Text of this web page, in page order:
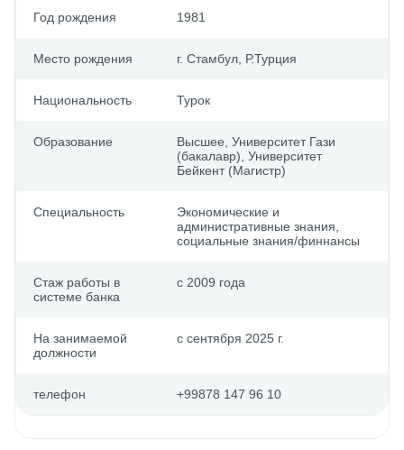
Год рождения 1981
Место рождения г. Стамбул, Р.Турция
Национальность Турок
Образование
Выcшее, Университет Гази
(бакалавр), Университет
Бейкент (Магистр)
Специальность
Экономические и
административные знания,
cоциальные знания/финнансы
Стаж работы в
системе банка
с 2009 года
На занимаемой
должности
с сентября 2025 г.
телефон +99878 147 96 10